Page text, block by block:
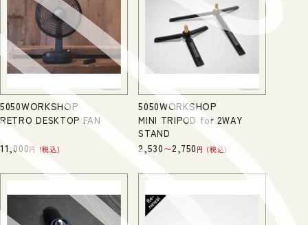
5050WORKSHOP
RETRO DESKTOP FAN
11,000 税込
5050WORKSHOP
MINI TRIPOD for 2WAY
STAND
2,530〜2,750 税込